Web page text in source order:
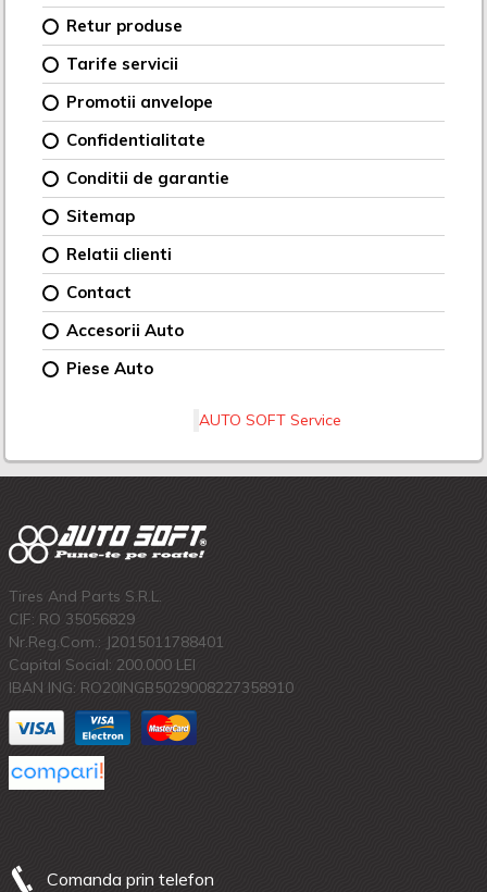
Retur produse
Tarife servicii
Promotii anvelope
Confidentialitate
Conditii de garantie
Sitemap
Relatii clienti
Contact
Accesorii Auto
Piese Auto
AUTO SOFT Service
Tires And Parts S.R.L.
CIF: RO 35056829
Nr.Reg.Com.: J2015011788401
Capital Social: 200.000 LEI
IBAN ING: RO20INGB5029008227358910
Comanda prin telefon